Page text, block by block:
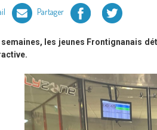
Partager Facebook Twitter
semaines, les jeunes Frontignanais